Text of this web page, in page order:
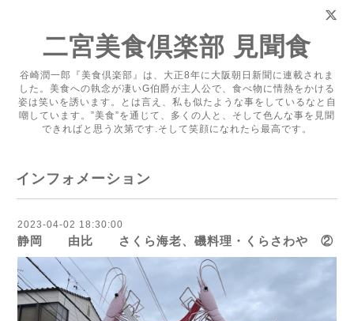
二宮美食倶楽部 見聞食
谷崎潤一郎『美食倶楽部』は、大正8年に大阪朝日新聞に連載されま
した。美食への執念が凄いG伯爵が主人公で、食べ物に情熱をかける
姿は笑いを誘います。とは言え、私も似たような事をしているなと自
嘲しています。”美食”を通じて、多くの人と、そして色んな事を見聞
できればと思う次第です.そして笑顔になれたら最高です。
インフォメーション
2023-04-02 18:30:00
静岡 由比 さくら海老、磯料理・くらさわや ②